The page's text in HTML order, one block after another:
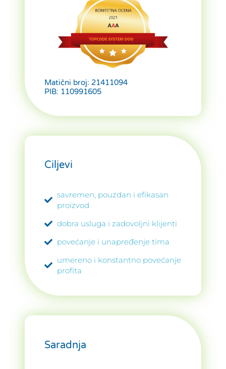
Matični broj: 21411094
PIB: 110991605
Ciljevi
savremen, pouzdan i efikasan
proizvod
dobra usluga i zadovoljni klijenti
povećanje i unapređenje tima
umereno i konstantno povećanje
profita
Saradnja